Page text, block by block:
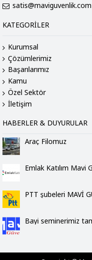
satis@maviguvenlik.com
KATEGORILER
Kurumsal
Çözümlerimiz
Başarılarımız
Kamu
Özel Sektör
İletişim
HABERLER & DUYURULAR
Araç Filomuz
Emlak Katılım Mavi
PTT şubeleri MAVİ
Bayi seminerimiz